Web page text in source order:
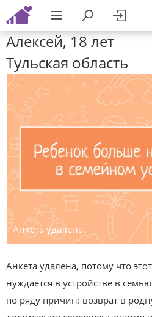
Алексей, 18 лет
Тульская область
Анкета удалена.
Анкета удалена, потому что
нуждается в устройстве в
по ряду причин: возврат в